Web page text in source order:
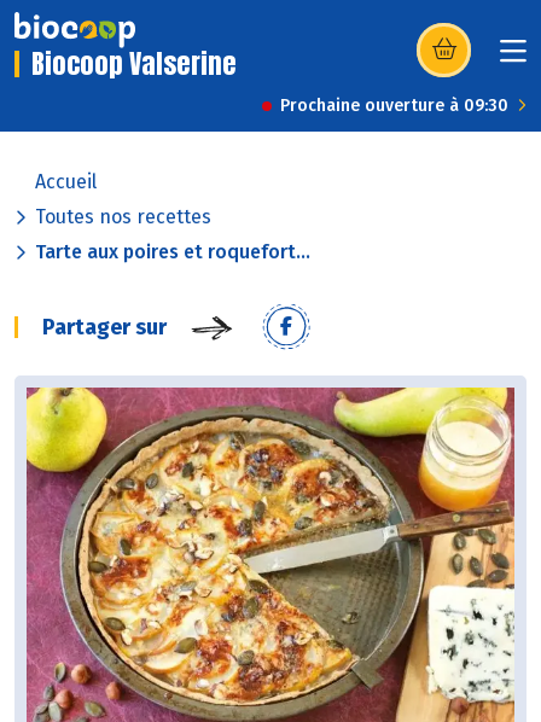
Biocoop Valserine (s’ouvre dans
Prochaine ouverture à 09:30
Accueil
Toutes nos recettes
Tarte aux poires et roquefort...
Partager sur